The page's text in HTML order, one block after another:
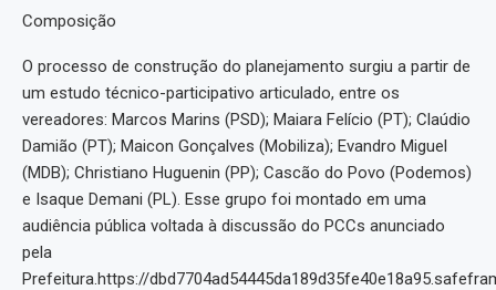
Composição
O processo de construção do planejamento surgiu a partir de
um estudo técnico-participativo articulado, entre os
vereadores: Marcos Marins (PSD); Maiara Felício (PT); Claúdio
Damião (PT); Maicon Gonçalves (Mobiliza); Evandro Miguel
(MDB); Christiano Huguenin (PP); Cascão do Povo (Podemos)
e Isaque Demani (PL). Esse grupo foi montado em uma
audiência pública voltada à discussão do PCCs anunciado
pela
Prefeitura.https://